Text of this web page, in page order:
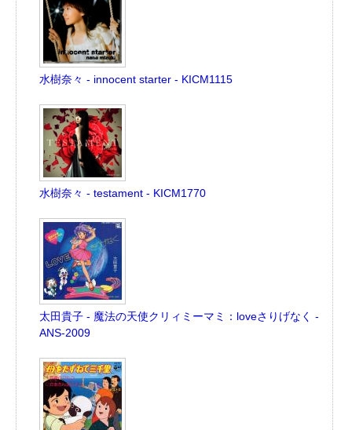
水樹奈々 - innocent starter - KICM1115
水樹奈々 - testament - KICM1770
太田貴子 - 魔法の天使クリィミーマミ：loveさりげなく -
ANS-2009